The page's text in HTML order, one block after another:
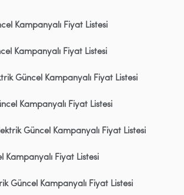
Kampanyalı Fiyat Listesi
Kampanyalı Fiyat Listesi
Güncel Kampanyalı Fiyat Listesi
Kampanyalı Fiyat Listesi
Güncel Kampanyalı Fiyat Listesi
Kampanyalı Fiyat Listesi
Güncel Kampanyalı Fiyat Listesi